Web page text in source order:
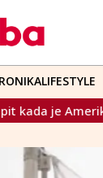
LIFESTYLE
pomoć"